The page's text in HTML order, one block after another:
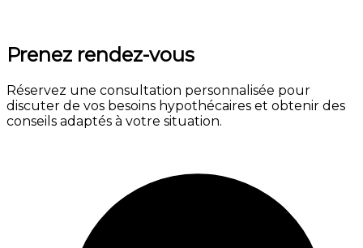
Prenez rendez-vous
Réservez une consultation personnalisée pour
discuter de vos besoins hypothécaires et obtenir des
conseils adaptés à votre situation.